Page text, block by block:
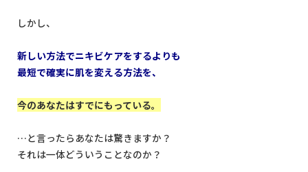
しかし、
新しい方法でニキビケアをするよりも
最短で確実に肌を変える方法を、
今のあなたはすでにもっている。
…と言ったらあなたは驚きますか？
それは一体どういうことなのか？